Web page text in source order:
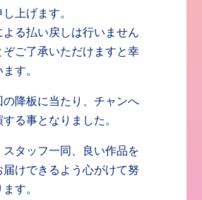
上げます。
よる払い戻しは行いません
ぞご了承いただけますと幸
す。
の降板に当たり、チャンへ
る事となりました。
スタッフ一同、良い作品を
届けできるよう心がけて努
す。